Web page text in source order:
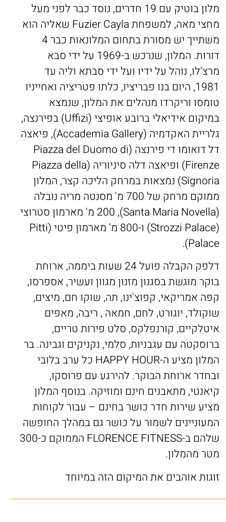
מלון בוטיק עם 19 חדרים, נוסד כבר לפני מעל
מחצי מאה, למשפחת Fuzier Cayla שאליה הוא
משתייך יש מסורת בתחום המלונאות כבר 4
דורות. המלון, שנרכש ב-1969 על ידי סבא
מרצ'לו, נוהל על ידיו ועל ידי סבתא וליה עד
1981, היום בנו פבריציו, כלתו פטריציה ואחייניו
טומסו וריקרדו מנהלים את המלון, שנמצא
במיקום אידיאלי ברובע אופיצי (Uffizi) בפירנצה,
גלריית האקדמיה (Accademia Gallery), פיאצה
דל דואומו די פירנצה (Piazza del Duomo di
Firenze) ופיאצה דלה סיניוריה (Piazza della
Signoria) נמצאות במרחק הליכה קצר, המלון
ממוקם מרחק של 700 מ' מסנטה מריה נובלה
(Santa Maria Novella), 200 מ' מארמון סטרוצי
(Strozzi Palace) ו-800 מ' מארמון פיטי (Pitti
Palace).
דלפק הקבלה פועל 24 שעות ביממה, ארוחת
בוקר מוגשת בסגנון מזנון מגוון ועשיר, אספרסו,
קפה אמריקאי, קפוצ'ינו, תה, שוקו חם, מיצים,
שוקולד, יוגורט, לחם, חמאה , ריבה, מאפים
איטלקיים, קורנפלקס, סלט פירות טריים,
ברוסקטה עם עגבניות, סלמי, נקניקים וגבינה. בר
המלון מציע ה-HAPPY HOUR כל ערב בלובי
ובחדר ארוחת הבוקר. להירגע עם פרוסקו,
קיאנטי, מתאבנים חינם ומוזיקה. בנוסף המלון
מציע שירות חדר כושר בחינם – עבור לקוחות
המעוניינים לשמור על כושר גם במהלך החופשה
שלהם ב-FLORENCE FITNESS הממוקם כ-300
מטר מהמלון.
זוגות אוהבים את המיקום הזה במיוחד